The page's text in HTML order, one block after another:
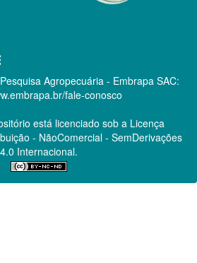
Agropecuária - Embrapa SAC:
fale-conosco
está licenciado sob a Licença
- NãoComercial - SemDerivações
4.0 Internacional.